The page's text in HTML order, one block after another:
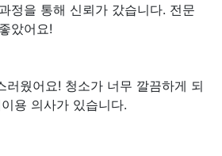
정을 통해 신뢰가 갔습니다. 전문
았어요!
러웠어요! 청소가 너무 깔끔하게 되
용 의사가 있습니다.